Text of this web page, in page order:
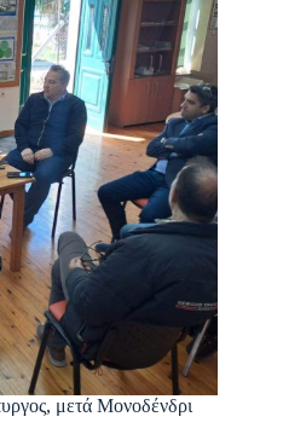
μετά Μονοδένδρι